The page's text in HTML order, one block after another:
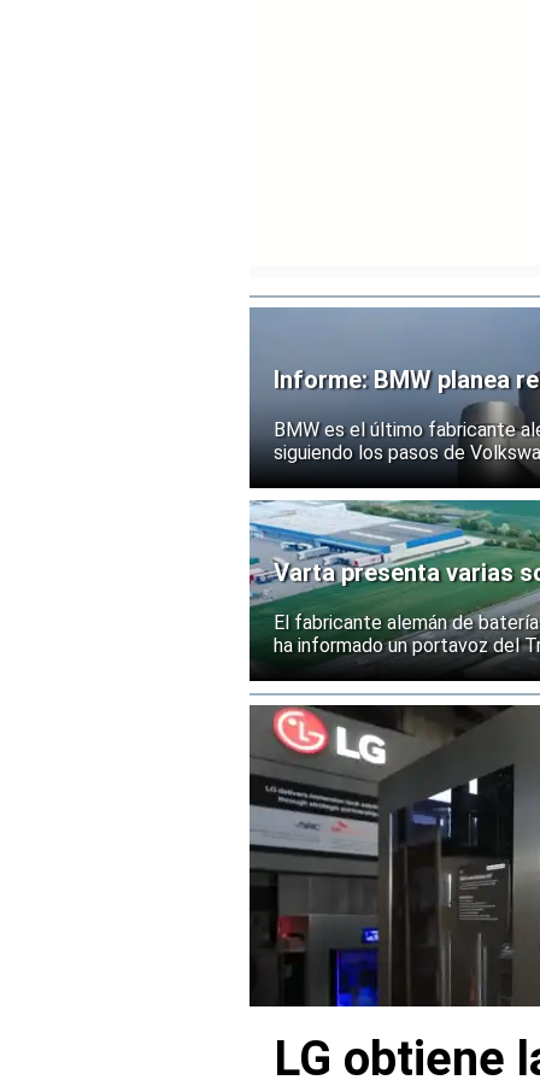
Informe: BMW planea
BMW es el último fabricante
siguiendo los pasos de
Varta presenta varias
El fabricante alemán de
ha informado un portavoz del
LG obtiene